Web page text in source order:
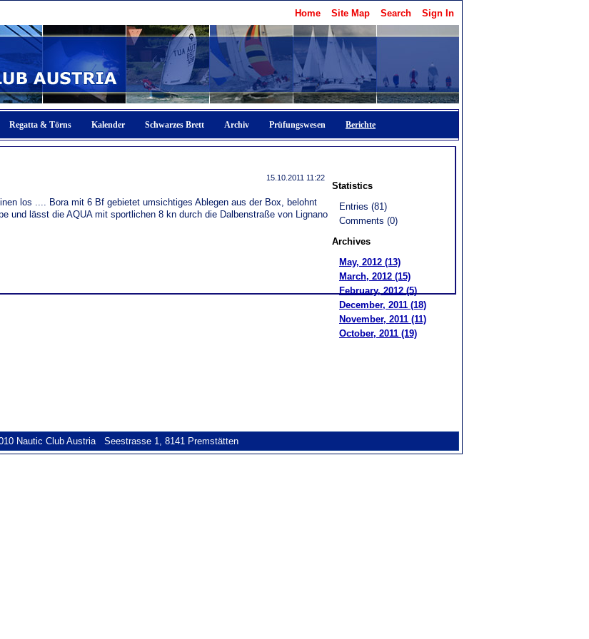
Home Site Map Search Sign In
Regatta & Törns Kalender Schwarzes Brett Archiv Prüfungswesen Berichte
Statistics
Entries (81)
Comments (0)
Archives
May, 2012 (13)
March, 2012 (15)
February, 2012 (5)
December, 2011 (18)
November, 2011 (11)
October, 2011 (19)
15.10.2011 11:22
los .... Bora mit 6 Bf gebietet umsichtiges Ablegen aus der Box, belohnt
und lässt die AQUA mit sportlichen 8 kn durch die Dalbenstraße von Lignano
Nautic Club Austria Seestrasse 1, 8141 Premstätten